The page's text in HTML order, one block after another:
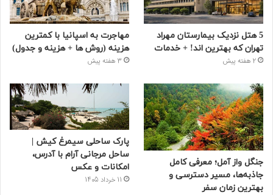
5 هتل نزدیک بیمارستان مهراد
تهران که بهترین‌ اند! + خدمات
2 هفته پیش
مهاجرت به اسپانیا با کمترین
هزینه (روش ها + هزینه و جدول)
3 هفته پیش
جنگل واز آمل؛ معرفی کامل
جاذبه‌ها، مسیر دسترسی و
بهترین زمان سفر
پارک ساحلی سیمرغ کیش |
ساحل مرجانی آرام با آدرس،
امکانات و عکس
11 خرداد 1405